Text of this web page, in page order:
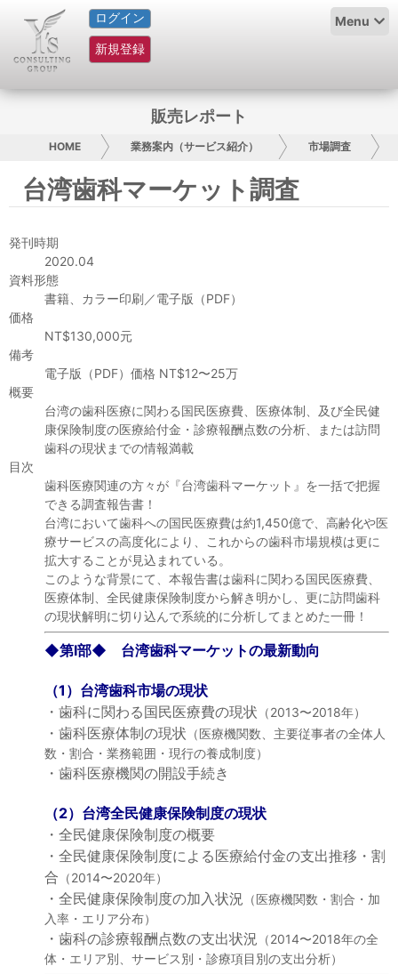
ログイン
新規登録
Menu
HOME
サービス紹介
グループ概要
採用情報
日本人にPR
セミナー
経済ニュース
労務顧問
ＩＴ
飲食店情報
販売レポート
HOME 業務案内（サービス紹介） 市場調査
台湾歯科マーケット調査
発刊時期
2020.04
資料形態
書籍、カラー印刷／電子版（PDF）
価格
NT$130,000元
備考
電子版（PDF）価格 NT$12〜25万
概要
台湾の歯科医療に関わる国民医療費、医療体制、及び全民健
康保険制度の医療給付金・診療報酬点数の分析、または訪問
歯科の現状までの情報満載
目次
歯科医療関連の方々が『台湾歯科マーケット』を一括で把握
できる調査報告書！
台湾において歯科への国民医療費は約1,450億で、高齢化や医
療サービスの高度化により、これからの歯科市場規模は更に
拡大することが見込まれている。
このような背景にて、本報告書は歯科に関わる国民医療費、
医療体制、全民健康保険制度から解き明かし、更に訪問歯科
の現状解明に切り込んで系統的に分析してまとめた一冊！
◆第Ⅰ部◆ 台湾歯科マーケットの最新動向
（1）台湾歯科市場の現状
・歯科に関わる国民医療費の現状 （2013〜2018年）
・歯科医療体制の現状 （医療機関数、主要従事者の全体人
数・割合・業務範囲・現行の養成制度）
・歯科医療機関の開設手続き
（2）台湾全民健康保険制度の現状
・全民健康保険制度の概要
・全民健康保険制度による医療給付金の支出推移・割
合 （2014〜2020年）
・全民健康保険制度の加入状況 （医療機関数・割合・加
入率・エリア分布）
・歯科の診療報酬点数の支出状況 （2014〜2018年の全
体・エリア別、サービス別・診療項目別の支出分析）